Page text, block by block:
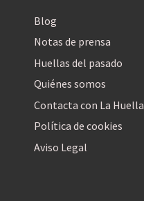
Blog
Notas de prensa
Huellas del pasado
Quiénes somos
Contacta con La Huella
Política de cookies
Aviso Legal